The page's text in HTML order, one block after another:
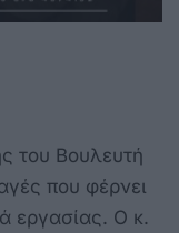
του Βουλευτή
που φέρνει
εργασίας. Ο κ.